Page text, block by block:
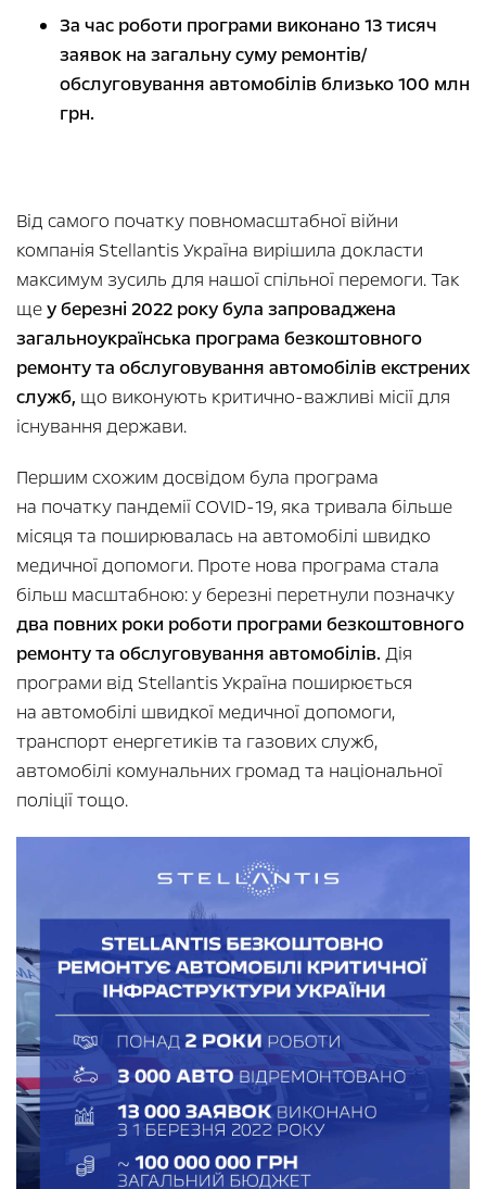
За час роботи програми виконано 13 тисяч
заявок на загальну суму ремонтів/
обслуговування автомобілів близько 100 млн
грн.
Від самого початку повномасштабної війни
компанія Stellantis Україна вирішила докласти
максимум зусиль для нашої спільної перемоги. Так
щеу березні 2022 року була запроваджена
загальноукраїнська програма безкоштовного
ремонту та обслуговування автомобілів екстрених
служб, що виконують критично-важливі місії для
існування держави.
Першим схожим досвідом була програма
на початку пандемії COVID-19, яка тривала більше
місяця та поширювалась на автомобілі швидко
медичної допомоги. Проте нова програма стала
більш масштабною: у березні перетнули позначку
два повних роки роботи програми безкоштовного
ремонту та обслуговування автомобілів.Дія
програми від Stellantis Україна поширюється
на автомобілі швидкої медичної допомоги,
транспорт енергетиків та газових служб,
автомобілі комунальних громад та національної
поліції тощо.